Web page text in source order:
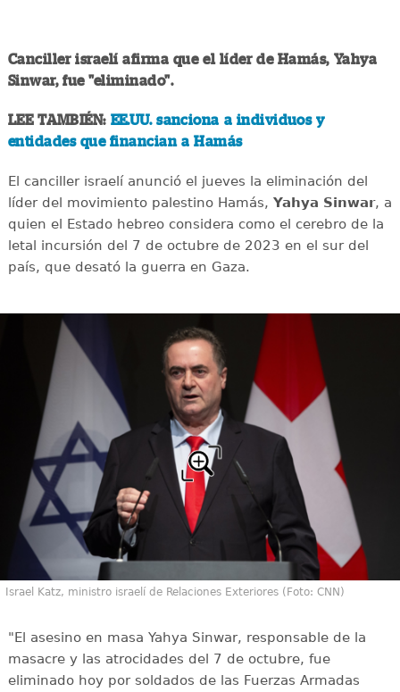
Canciller israelí afirma que el líder de Hamás, Yahya
Sinwar, fue "eliminado".
LEE TAMBIÉN: EE.UU. sanciona a individuos y
entidades que financian a Hamás
El canciller israelí anunció el jueves la eliminación del
líder del movimiento palestino Hamás, Yahya Sinwar, a
quien el Estado hebreo considera como el cerebro de la
letal incursión del 7 de octubre de 2023 en el sur del
país, que desató la guerra en Gaza.
Israel Katz, ministro israelí de Relaciones Exteriores (Foto: CNN)
"El asesino en masa Yahya Sinwar, responsable de la
masacre y las atrocidades del 7 de octubre, fue
eliminado hoy por soldados de las Fuerzas Armadas